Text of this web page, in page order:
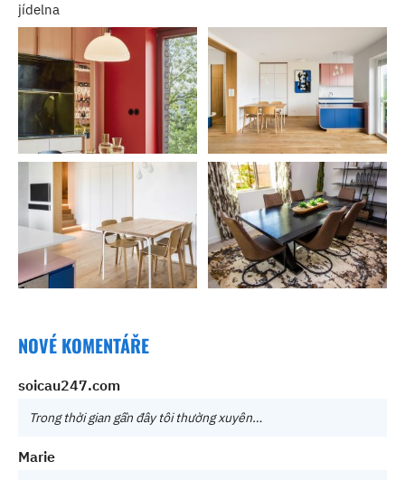
jídelna
NOVÉ KOMENTÁŘE
soicau247.com
Trong thời gian gần đây tôi thường xuyên…
Marie